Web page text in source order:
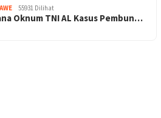
55931 Dilihat
Oknum TNI AL Kasus Pembun…